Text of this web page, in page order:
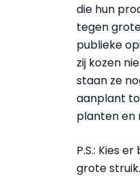
die hun
tegen
publieke
zij kozen
staan ze
aanplant
planten en
P.S.: Kies
grote struik.